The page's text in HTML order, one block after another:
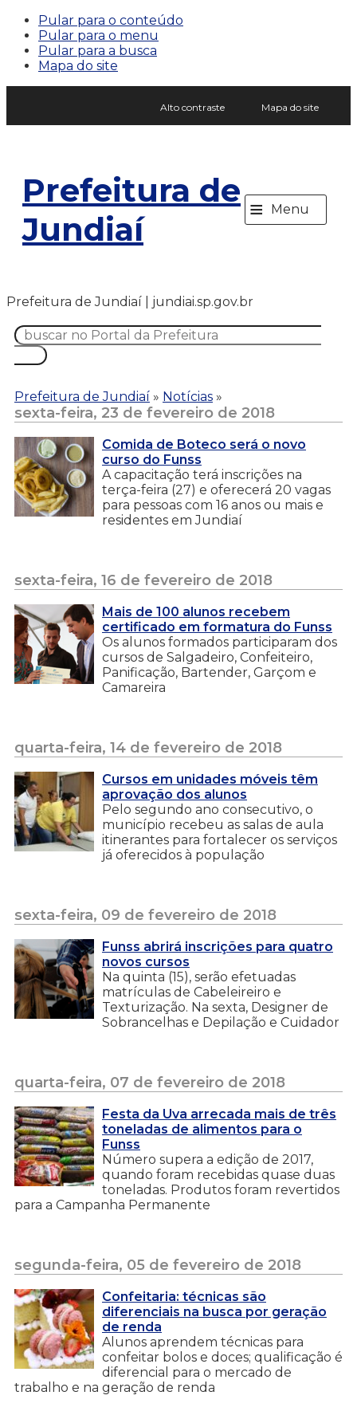
Pular para o conteúdo
Pular para o menu
Pular para a busca
Mapa do site
Alto contraste Mapa do site
Prefeitura de
Jundiaí
≡ Menu
Prefeitura de Jundiaí | jundiai.sp.gov.br
Prefeitura de Jundiaí » Notícias »
sexta-feira, 23 de fevereiro de 2018
Comida de Boteco será o novo
curso do Funss
A capacitação terá inscrições na
terça-feira (27) e oferecerá 20 vagas
para pessoas com 16 anos ou mais e
residentes em Jundiaí
sexta-feira, 16 de fevereiro de 2018
Mais de 100 alunos recebem
certificado em formatura do Funss
Os alunos formados participaram dos
cursos de Salgadeiro, Confeiteiro,
Panificação, Bartender, Garçom e
Camareira
quarta-feira, 14 de fevereiro de 2018
Cursos em unidades móveis têm
aprovação dos alunos
Pelo segundo ano consecutivo, o
município recebeu as salas de aula
itinerantes para fortalecer os serviços
já oferecidos à população
sexta-feira, 09 de fevereiro de 2018
Funss abrirá inscrições para quatro
novos cursos
Na quinta (15), serão efetuadas
matrículas de Cabeleireiro e
Texturização. Na sexta, Designer de
Sobrancelhas e Depilação e Cuidador
quarta-feira, 07 de fevereiro de 2018
Festa da Uva arrecada mais de três
toneladas de alimentos para o
Funss
Número supera a edição de 2017,
quando foram recebidas quase duas
toneladas. Produtos foram revertidos
para a Campanha Permanente
segunda-feira, 05 de fevereiro de 2018
Confeitaria: técnicas são
diferenciais na busca por geração
de renda
Alunos aprendem técnicas para
confeitar bolos e doces; qualificação é
diferencial para o mercado de
trabalho e na geração de renda